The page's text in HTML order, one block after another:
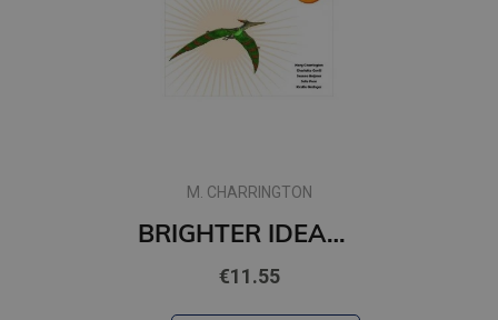
M. CHARRINGTON
BRIGHTER IDEAS 4 Workbook
€11.55